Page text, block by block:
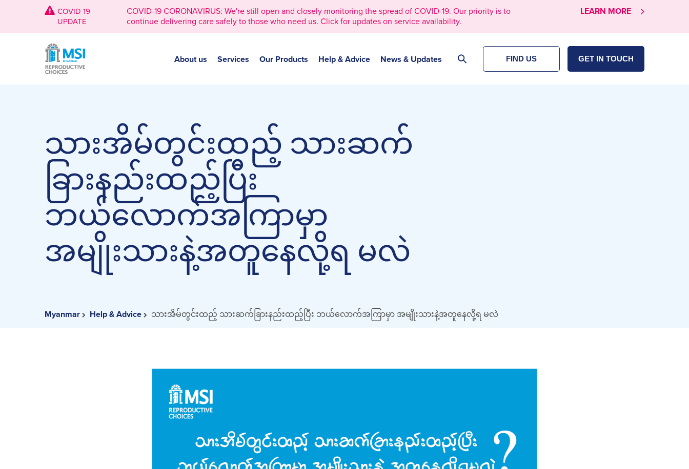
COVID 19
UPDATE
COVID-19 CORONAVIRUS: We're still open and closely monitoring the spread of COVID-19. Our priority is to
continue delivering care safely to those who need us. Click for updates on service availability.
LEARN MORE
About us Services Our Products Help & Advice News & Updates FIND US GET IN TOUCH
သားအိမ်တွင်းထည့် သားဆက်
ခြားနည်းထည့်ပြီး
ဘယ်လောက်အကြာမှာ
အမျိုးသားနဲ့အတူနေလို့ရ မလဲ
Myanmar Help & Advice သားအိမ်တွင်းထည့် သားဆက်ခြားနည်းထည့်ပြီး ဘယ်လောက်အကြာမှာ အမျိုးသားနဲ့အတူနေလို့ရ မလဲ